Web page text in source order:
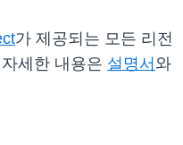
가 제공되는 모든 리전
세한 내용은 설명서 와